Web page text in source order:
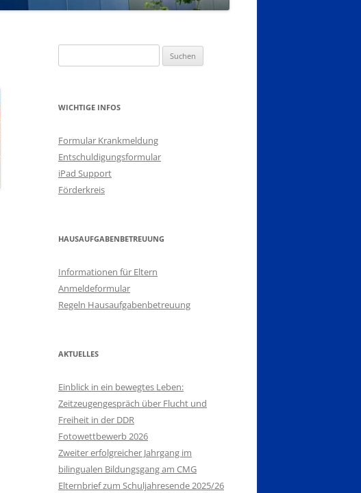
nach:
WICHTIGE INFOS
Formular Krankmeldung
Entschuldigungsformular
iPad Support
Förderkreis
HAUSAUFGABENBETREUUNG
Informationen für Eltern
Anmeldeformular
Regeln Hausaufgabenbetreuung
AKTUELLES
Einblick in ein bewegtes Leben:
Zeitzeugengespräch über Flucht und
Freiheit in der DDR
Fotowettbewerb 2026
Zweiter erfolgreicher Jahrgang im
bilingualen Bildungsgang am CMG
Elternbrief zum Schuljahresende 2025/26